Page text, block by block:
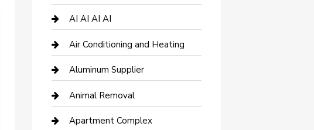
AI AI AI AI
Air Conditioning and Heating
Aluminum Supplier
Animal Removal
Apartment Complex